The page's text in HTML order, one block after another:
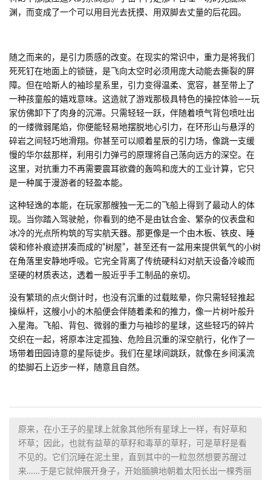
渊，而变成了一个可以用目光去抚摸、用双脚去丈量的后花园。
随之而来的，是引力质感的改变。在现实的常识中，重力是将我们
死死钉在地面上的锁链，是飞向太空时必须用庞大动能去撕裂的屏
障。但在哈斯人的袖珍星系里，引力变得温柔、宽容，甚至带上了
一种孩童般的嬉戏意味。这造就了游戏那极具特色的操控体验——玩
家仿佛卸下了肉身的沉滞。只需轻轻一跃，伴随着喷气背包喷吐出
的一缕微弱尾焰，你便能轻易地摆脱地心引力，在环形山与悬浮的
碎岩之间轻巧地滑翔。你甚至可以顺着星辰的引力场，像跳一支缓
慢的华尔兹那样，利用引力弹弓的原理将自己荡向远方的深空。在
这里，对抗重力不再需要震耳欲聋的轰鸣和庞大的工业计算，它只
是一种属于漫游者的轻盈本能。
这种轻逸的本能，在玩家那艘独一无二的飞船上得到了最动人的体
现。当你踏入驾驶舱，你看到的绝不是由钛合金、繁杂的仪表盘和
冰冷的光点所构筑的写实航天器。那更像是一个由木板、铁皮、睡
袋和修补痕迹拼凑而成的“树屋”，甚至还有一盆用来提供氧气的小树
在角落里安静地呼吸。它完全背离了传统硬科幻对航天设备冷峻而
坚硬的材质表达，透着一股近乎手工制品的亲切。
没有繁琐的点火倒计时，也没有沉重的过载眩晕，你只需轻轻推起
操纵杆，这艘小小的木船便会伴随着柔和的推力，像一片树叶般升
入星海。飞船、背包、微弱的重力与袖珍的星球，这些轻巧的碎片
交织在一起，将原本注定孤独、危险且沉重的深空航行，化作了一
场带着田园诗意的星际徒步。我们在星球间跳跃，就像在乡间溪流
的垫脚石上迈步一样，随意且自然。
原来，在小王子的星球上就象其他所有星球上一样，有好草和
坏草；因此，也就有益草的草籽和毒草的草籽，可是草籽是看
不见的。它们沉睡在泥土里，直到其中的一粒忽然想要苏醒过
来……于是它就伸展开身子，开始腼腆地朝着太阳长出一棵秀丽